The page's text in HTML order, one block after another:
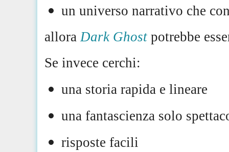
un universo narrativo che
allora Dark Ghost potrebbe
Se invece cerchi:
una storia rapida e lineare
una fantascienza solo
risposte facili